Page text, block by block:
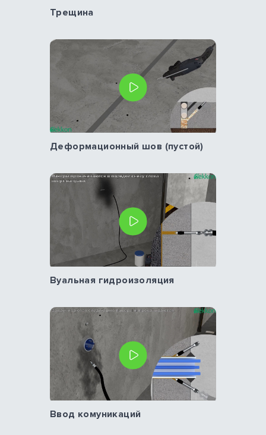
Трещина
Деформационный шов (пустой)
Вуальная гидроизоляция
Ввод комуникаций